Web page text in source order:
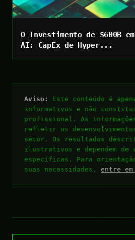
O Investimento de $600B
AI: CapEx de Hyper...
Aviso:
Este conteúdo é
informativos e não constitui
profissional. As informações
refletir os
setor. Os resultados
ilustrativos e dependem de
específicas. Para
suas necessidades, entre